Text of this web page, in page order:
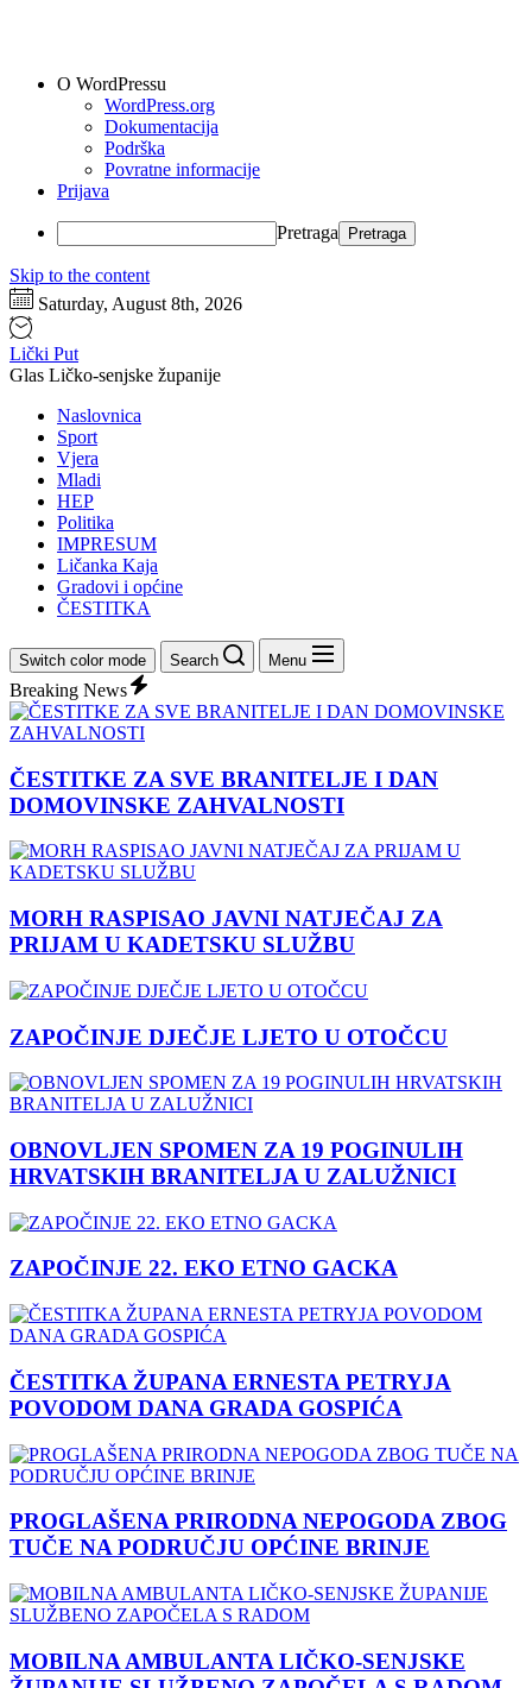
O WordPressu
WordPress.org
Dokumentacija
Podrška
Povratne informacije
Prijava
Pretraga
Skip to the content
Saturday, August 8th, 2026
Lički Put
Glas Ličko-senjske županije
Naslovnica
Sport
Vjera
Mladi
HEP
Politika
IMPRESUM
Ličanka Kaja
Gradovi i općine
ČESTITKA
Switch color mode Search Menu
Breaking News
ČESTITKE ZA SVE BRANITELJE I DAN
DOMOVINSKE ZAHVALNOSTI
MORH RASPISAO JAVNI NATJEČAJ ZA
PRIJAM U KADETSKU SLUŽBU
ZAPOČINJE DJEČJE LJETO U OTOČCU
OBNOVLJEN SPOMEN ZA 19 POGINULIH
HRVATSKIH BRANITELJA U ZALUŽNICI
ZAPOČINJE 22. EKO ETNO GACKA
ČESTITKA ŽUPANA ERNESTA PETRYJA
POVODOM DANA GRADA GOSPIĆA
PROGLAŠENA PRIRODNA NEPOGODA ZBOG
TUČE NA PODRUČJU OPĆINE BRINJE
MOBILNA AMBULANTA LIČKO-SENJSKE